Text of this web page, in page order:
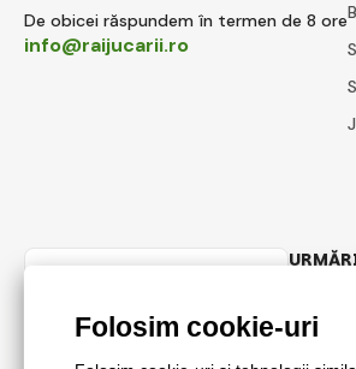
De obicei răspundem în termen de 8 ore
info@raijucarii.ro